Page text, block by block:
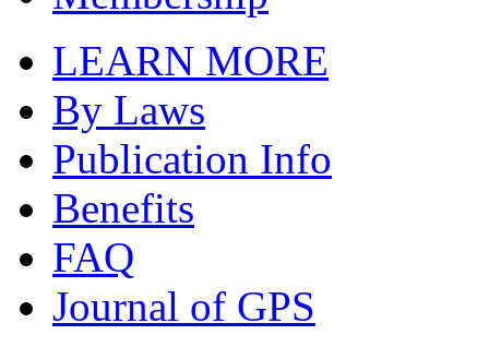
LEARN MORE
By Laws
Publication Info
Benefits
FAQ
Journal of GPS